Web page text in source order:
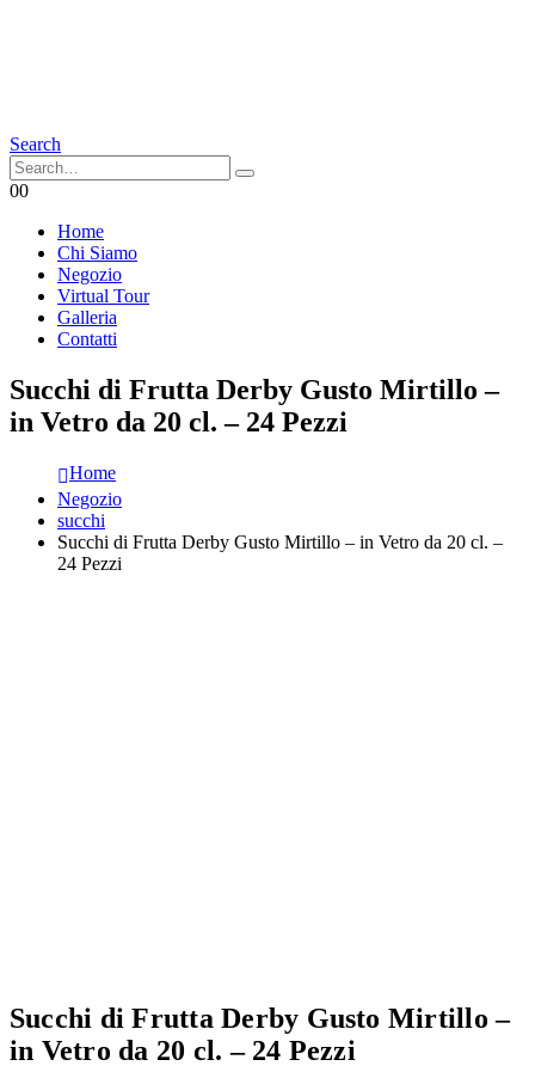
Search
00
Home
Chi Siamo
Negozio
Virtual Tour
Galleria
Contatti
Succhi di Frutta Derby Gusto Mirtillo –
in Vetro da 20 cl. – 24 Pezzi
Home
Negozio
succhi
Succhi di Frutta Derby Gusto Mirtillo – in Vetro da 20 cl. –
24 Pezzi
Succhi di Frutta Derby Gusto Mirtillo –
in Vetro da 20 cl. – 24 Pezzi